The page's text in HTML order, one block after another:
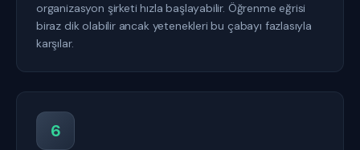
organizasyon şirketi hızla başlayabilir. Öğrenme eğrisi
biraz dik olabilir ancak yetenekleri bu çabayı fazlasıyla
karşılar.
6